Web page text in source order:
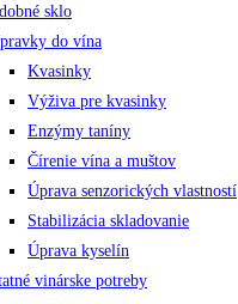
sklo
do vína
Kvasinky
Výživa pre kvasinky
Enzýmy taníny
Čírenie vína a muštov
Úprava senzorických vlastností
Stabilizácia skladovanie
Úprava kyselín
vinárske potreby